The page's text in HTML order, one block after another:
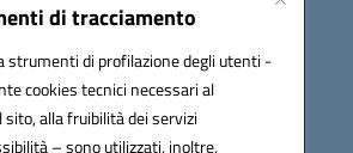
di tracciamento
strumenti di profilazione degli utenti -
cookies tecnici necessari al
alla fruibilità dei servizi
– sono utilizzati, inoltre,